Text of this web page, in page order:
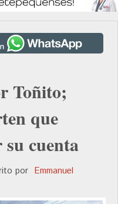
Toñito;
que
cuenta
por Emmanuel